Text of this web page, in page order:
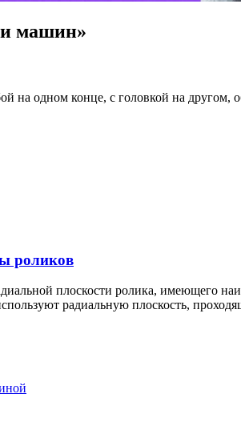
машин»
на одном конце, с головкой на
роликов
плоскости ролика, имеющего
радиальную плоскость,